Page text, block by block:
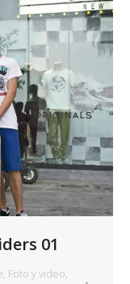
01
, Foto y video,